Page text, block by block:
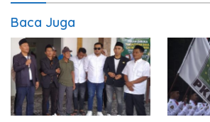
Baca Juga